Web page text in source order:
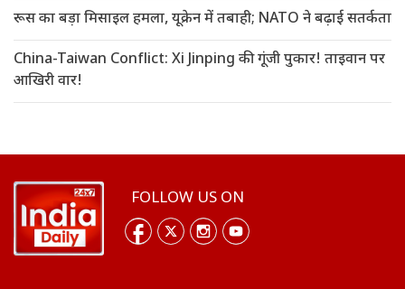
रूस का बड़ा मिसाइल हमला, यूक्रेन में तबाही; NATO ने बढ़ाई सतर्कता
China-Taiwan Conflict: Xi Jinping की गूंजी पुकार! ताइवान पर
आखिरी वार!
FOLLOW US ON